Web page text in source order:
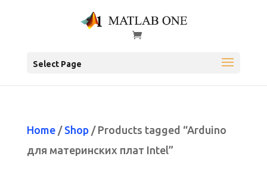
Select Page
Home/ Shop/ Products tagged “Arduino
для материнских плат Intel”